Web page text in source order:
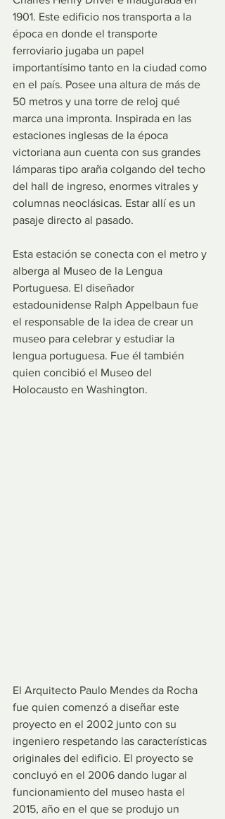
1901. Este edificio nos transporta a la
época en donde el transporte
ferroviario jugaba un papel
importantísimo tanto en la ciudad como
en el país. Posee una altura de más de
50 metros y una torre de reloj qué
marca una impronta. Inspirada en las
estaciones inglesas de la época
victoriana aun cuenta con sus grandes
lámparas tipo araña colgando del techo
del hall de ingreso, enormes vitrales y
columnas neoclásicas. Estar allí es un
pasaje directo al pasado.
Esta estación se conecta con el metro y
alberga al Museo de la Lengua
Portuguesa. El diseñador
estadounidense Ralph Appelbaun fue
el responsable de la idea de crear un
museo para celebrar y estudiar la
lengua portuguesa. Fue él también
quien concibió el Museo del
Holocausto en Washington.
El Arquitecto Paulo Mendes da Rocha
fue quien comenzó a diseñar este
proyecto en el 2002 junto con su
ingeniero respetando las características
originales del edificio. El proyecto se
concluyó en el 2006 dando lugar al
funcionamiento del museo hasta el
2015, año en el que se produjo un